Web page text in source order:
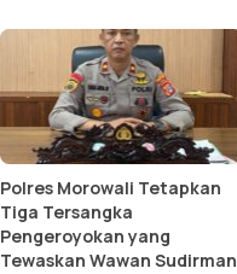
Polres Morowali Tetapkan
Tiga Tersangka
Pengeroyokan yang
Tewaskan Wawan Sudirman